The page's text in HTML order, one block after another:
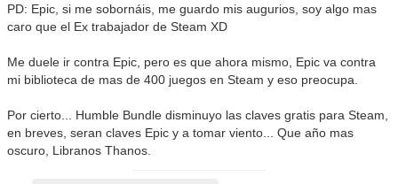
PD: Epic, si me sobornáis, me guardo mis augurios, soy algo mas
caro que el Ex trabajador de Steam XD
Me duele ir contra Epic, pero es que ahora mismo, Epic va contra
mi biblioteca de mas de 400 juegos en Steam y eso preocupa.
Por cierto... Humble Bundle disminuyo las claves gratis para Steam,
en breves, seran claves Epic y a tomar viento... Que año mas
oscuro, Libranos Thanos.